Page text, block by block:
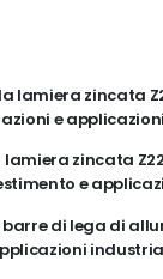
lamiera zincata
e
zincata
e
di lega di